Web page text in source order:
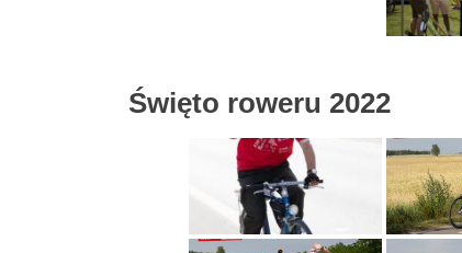
Święto roweru 2022